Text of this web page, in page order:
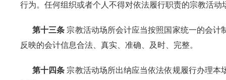
行为。任何组织或者个人不得对依法履行职责的宗教活动
第十三条 宗教活动场所会计应当按照国家统一的会
反映的会计信息合法、真实、准确、及时、完整。
第十四条 宗教活动场所出纳应当依法依规履行办理